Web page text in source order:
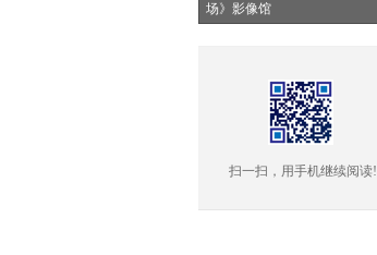
场》影像馆
扫一扫，用手机继续阅读!